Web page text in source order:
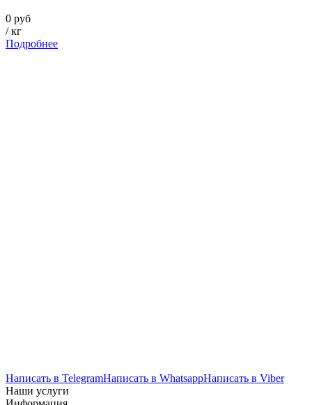
0 руб
/кг
Подробнее
Написать в TelegramНаписать в WhatsappНаписать в Viber
Наши услуги